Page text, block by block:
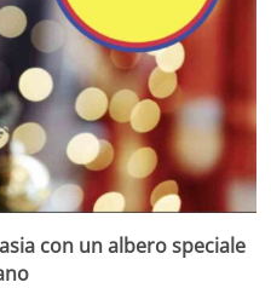
con un albero speciale